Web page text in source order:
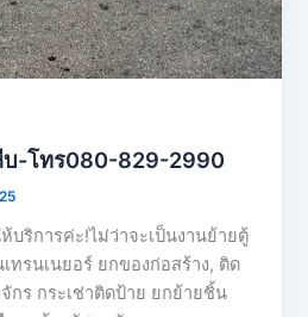
บ-โทร080-829-2990
บริการค่ะ!ไม่ว่าจะเป็นงานย้ายตู้
ทรนเนยอร์ ยกของก่อสร้าง, ติด
จักร กระเช่าติดป้าย ยกย้ายชิ้น